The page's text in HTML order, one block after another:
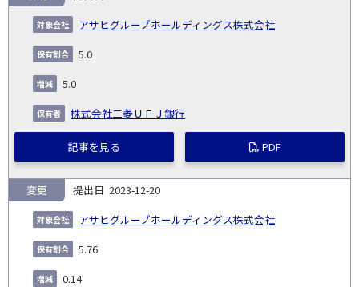
アサヒグループホールディングス株式会社
5.0
5.0
株式会社三菱ＵＦＪ銀行
記事を見る PDF
2023-12-20
アサヒグループホールディングス株式会社
変更
5.76
0.14